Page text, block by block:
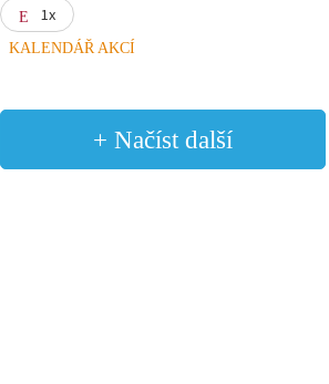
1x
KALENDÁŘ AKCÍ
+ Načíst další